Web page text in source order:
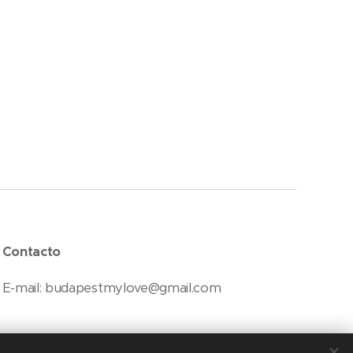
Contacto
E-mail: budapestmylove@gmail.com